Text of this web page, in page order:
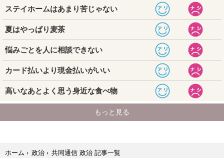
ホーム › 政治 › 共同通信 政治 記事一覧